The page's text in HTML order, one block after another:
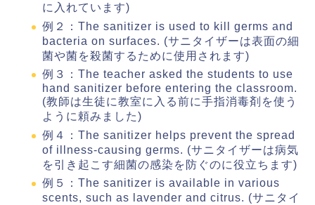
に入れています)
例２：The sanitizer is used to kill germs and
bacteria on surfaces. (サニタイザーは表面の細
菌や菌を殺菌するために使用されます)
例３：The teacher asked the students to use
hand sanitizer before entering the classroom.
(教師は生徒に教室に入る前に手指消毒剤を使う
ように頼みました)
例４：The sanitizer helps prevent the spread
of illness-causing germs. (サニタイザーは病気
を引き起こす細菌の感染を防ぐのに役立ちます)
例５：The sanitizer is available in various
scents, such as lavender and citrus. (サニタイ